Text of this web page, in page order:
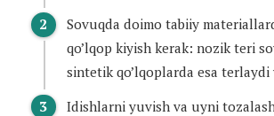
Sovuqda doimo tabiiy
qo’lqop kiyish kerak: nozik teri
sintetik qo’lqoplarda esa
Idishlarni yuvish va uyni